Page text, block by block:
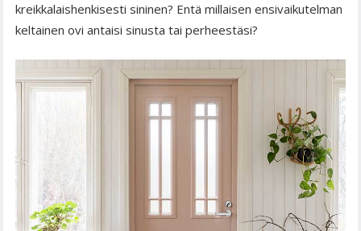
kreikkalaishenkisesti sininen? Entä millaisen ensivaikutelman
keltainen ovi antaisi sinusta tai perheestäsi?